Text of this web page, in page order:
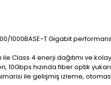
1000BASE-T Gigabit
ile Class 4 enerji dağıtımı ve
10Gbps hızında fiber optik
ile gelişmiş izleme,